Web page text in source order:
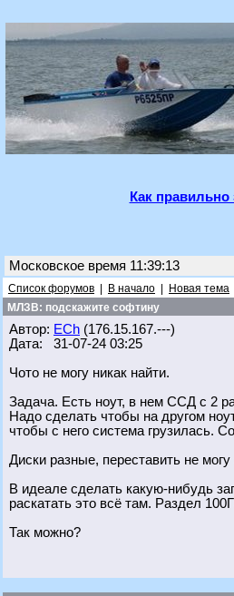
Как
Московское время 11:39:13
Список форумов В начало Новая тема
МЛЗВ: подскажите софтину
Автор: ECh (176.15.167.---)
Дата: 31-07-24 03:25
Чото не могу никак найти.
Задача. Есть ноут, в нем ССД с 2
Надо сделать чтобы на другом
чтобы с него система грузилась.
Диски разные, переставить не
В идеале сделать какую-нибудь
раскатать это всё там. Раздел
Так можно?